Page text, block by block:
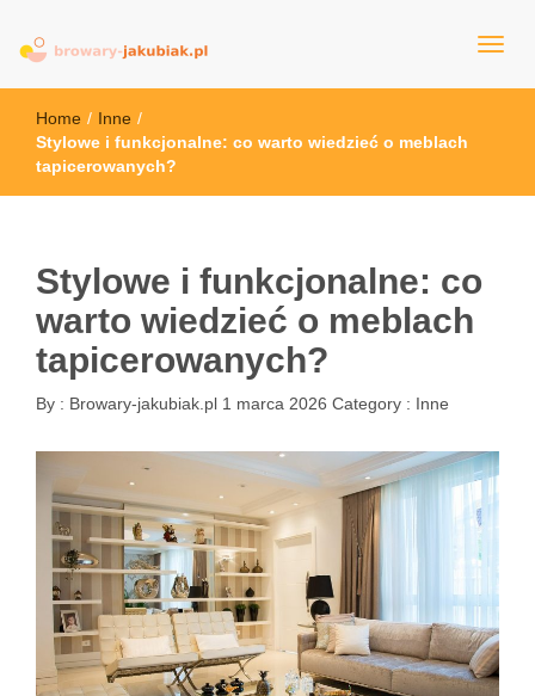
browary-jakubiak.pl
Home / Inne /
Stylowe i funkcjonalne: co warto wiedzieć o meblach
tapicerowanych?
Stylowe i funkcjonalne: co
warto wiedzieć o meblach
tapicerowanych?
By : Browary-jakubiak.pl 1 marca 2026 Category : Inne